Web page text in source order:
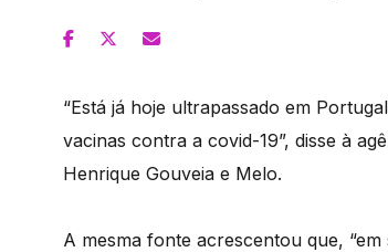
“Está já hoje ultrapassado em
vacinas contra a covid-19”, disse à
Henrique Gouveia e Melo.
A mesma fonte acrescentou que,